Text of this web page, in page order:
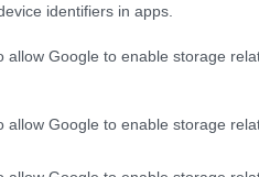
identifiers in apps.
allow Google to enable storage
allow Google to enable storage
csúnyán lebukott